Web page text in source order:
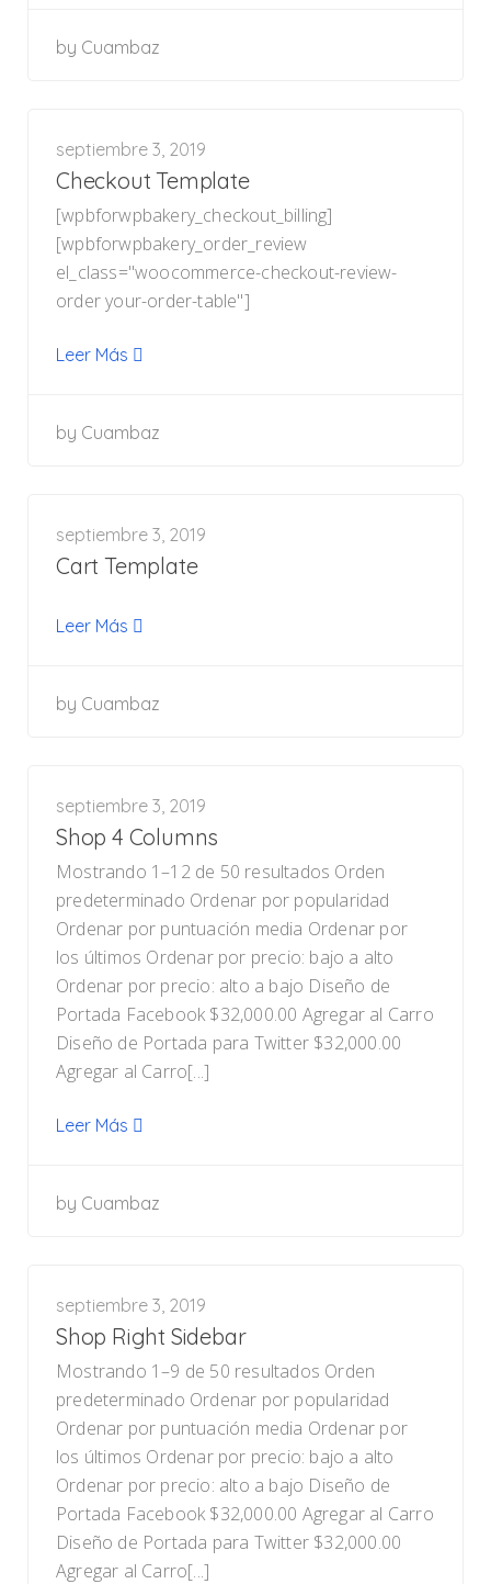
by Cuambaz
septiembre 3, 2019
Checkout Template
[wpbforwpbakery_checkout_billing]
[wpbforwpbakery_order_review
el_class="woocommerce-checkout-review-
order your-order-table"]
Leer Más
by Cuambaz
septiembre 3, 2019
Cart Template
Leer Más
by Cuambaz
septiembre 3, 2019
Shop 4 Columns
Mostrando 1–12 de 50 resultados Orden
predeterminado Ordenar por popularidad
Ordenar por puntuación media Ordenar por
los últimos Ordenar por precio: bajo a alto
Ordenar por precio: alto a bajo Diseño de
Portada Facebook $32,000.00 Agregar al Carro
Diseño de Portada para Twitter $32,000.00
Agregar al Carro[...]
Leer Más
by Cuambaz
septiembre 3, 2019
Shop Right Sidebar
Mostrando 1–9 de 50 resultados Orden
predeterminado Ordenar por popularidad
Ordenar por puntuación media Ordenar por
los últimos Ordenar por precio: bajo a alto
Ordenar por precio: alto a bajo Diseño de
Portada Facebook $32,000.00 Agregar al Carro
Diseño de Portada para Twitter $32,000.00
Agregar al Carro[...]